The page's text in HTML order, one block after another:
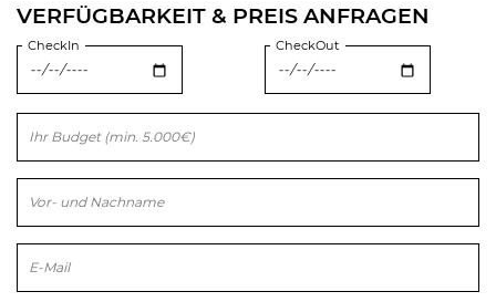
VERFÜGBARKEIT & PREIS ANFRAGEN
CheckIn CheckOut